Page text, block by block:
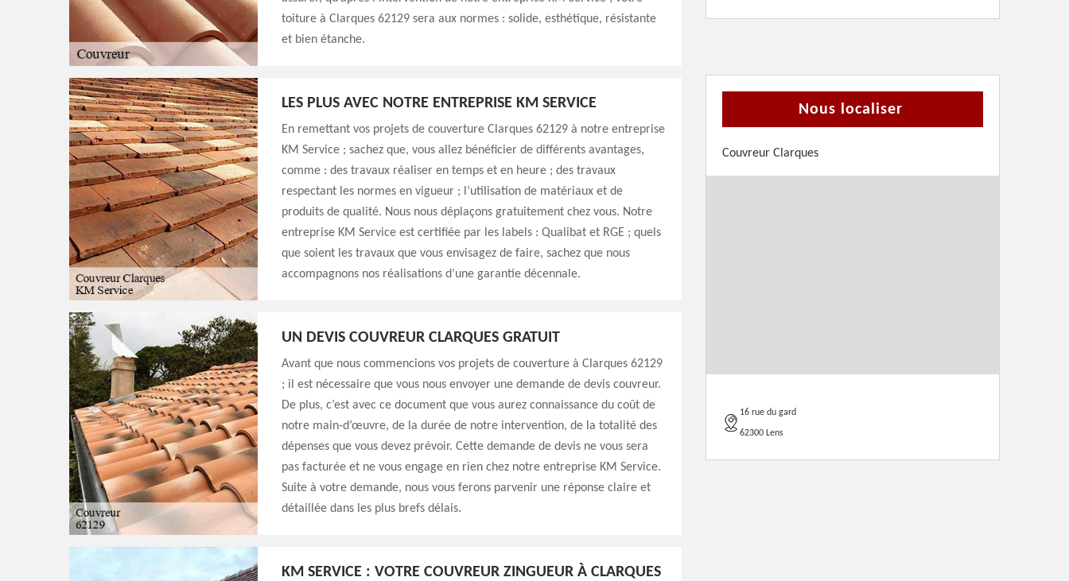
toiture à Clarques 62129 sera aux normes : solide, esthétique, résistante
et bien étanche.
LES PLUS AVEC NOTRE ENTREPRISE KM SERVICE
En remettant vos projets de couverture Clarques 62129 à notre entreprise
KM Service ; sachez que, vous allez bénéficier de différents avantages,
comme : des travaux réaliser en temps et en heure ; des travaux
respectant les normes en vigueur ; l’utilisation de matériaux et de
produits de qualité. Nous nous déplaçons gratuitement chez vous. Notre
entreprise KM Service est certifiée par les labels : Qualibat et RGE ; quels
que soient les travaux que vous envisagez de faire, sachez que nous
accompagnons nos réalisations d’une garantie décennale.
UN DEVIS COUVREUR CLARQUES GRATUIT
Avant que nous commencions vos projets de couverture à Clarques 62129
; il est nécessaire que vous nous envoyer une demande de devis couvreur.
De plus, c’est avec ce document que vous aurez connaissance du coût de
notre main-d’œuvre, de la durée de notre intervention, de la totalité des
dépenses que vous devez prévoir. Cette demande de devis ne vous sera
pas facturée et ne vous engage en rien chez notre entreprise KM Service.
Suite à votre demande, nous vous ferons parvenir une réponse claire et
détaillée dans les plus brefs délais.
KM SERVICE : VOTRE COUVREUR ZINGUEUR À CLARQUES
Nous localiser
Couvreur Clarques
16 rue du gard
62300 Lens